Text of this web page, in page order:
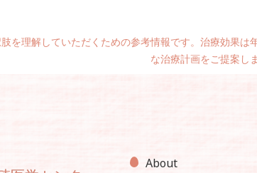
を理解していただくための参考情報です。治療効果
な治療計画をご提案しま
About